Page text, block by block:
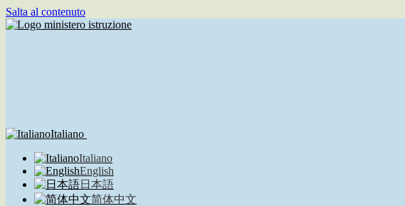
Salta al contenuto
Italiano
Italiano
English
日本語
简体中文